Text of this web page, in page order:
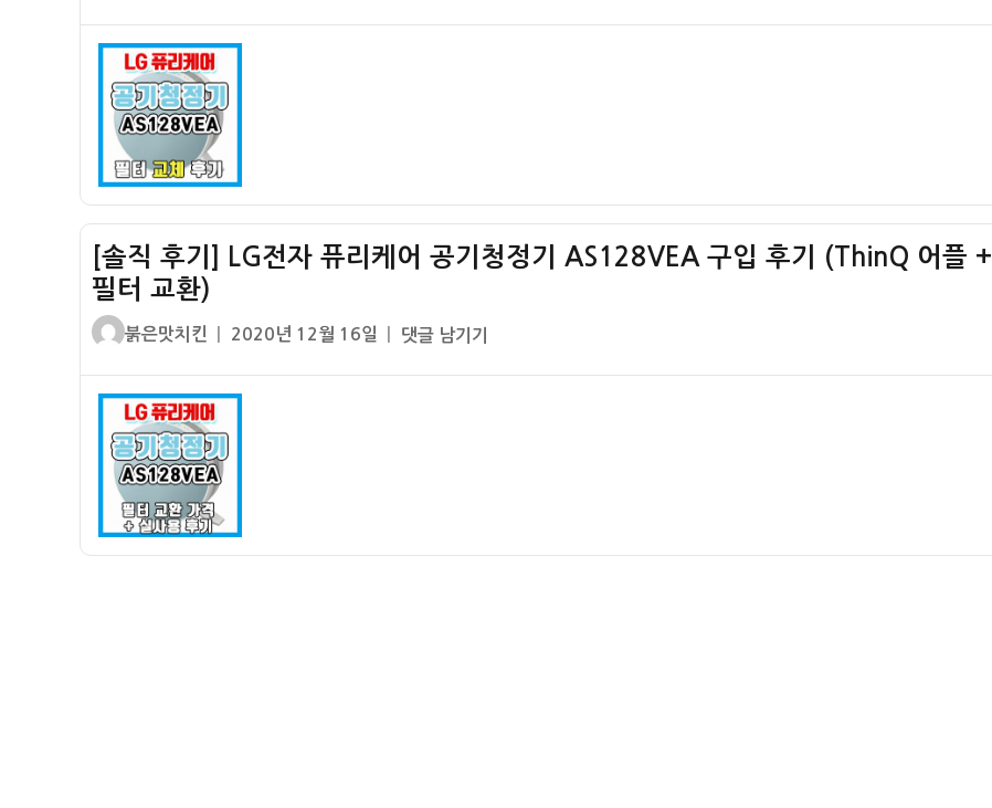
청
정
교
[솔직 후기] LG전자 퓨리케어 공기청정기 AS128VEA 구입 후기 (ThinQ 어플 +
필터 교환)
글
붉은맛치킨
작
2020년 12월 16일
[솔
댓글 남기기